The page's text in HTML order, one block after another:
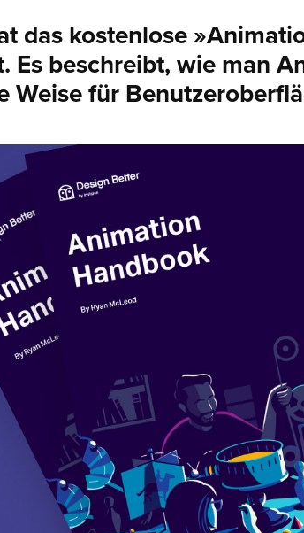
das kostenlose
Es beschreibt, wie man
Weise für